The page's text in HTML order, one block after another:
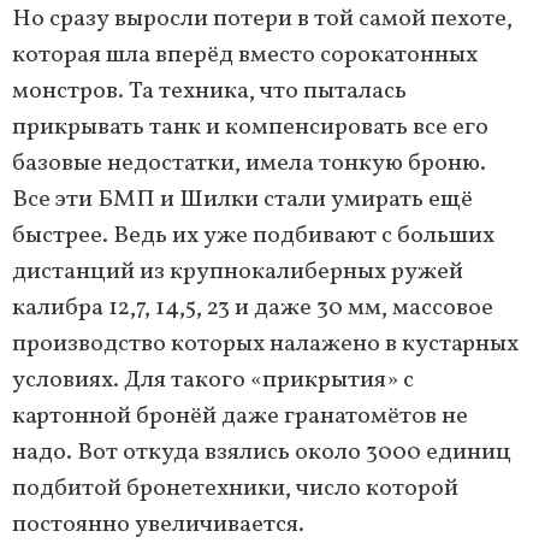
Но сразу выросли потери в той самой пехоте,
которая шла вперёд вместо сорокатонных
монстров. Та техника, что пыталась
прикрывать танк и компенсировать все его
базовые недостатки, имела тонкую броню.
Все эти БМП и Шилки стали умирать ещё
быстрее. Ведь их уже подбивают с больших
дистанций из крупнокалиберных ружей
калибра 12,7, 14,5, 23 и даже 30 мм, массовое
производство которых налажено в кустарных
условиях. Для такого «прикрытия» с
картонной бронёй даже гранатомётов не
надо. Вот откуда взялись около 3000 единиц
подбитой бронетехники, число которой
постоянно увеличивается.